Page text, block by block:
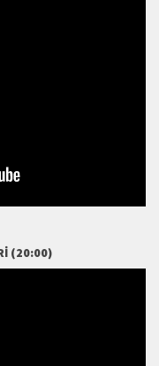
(20:00)